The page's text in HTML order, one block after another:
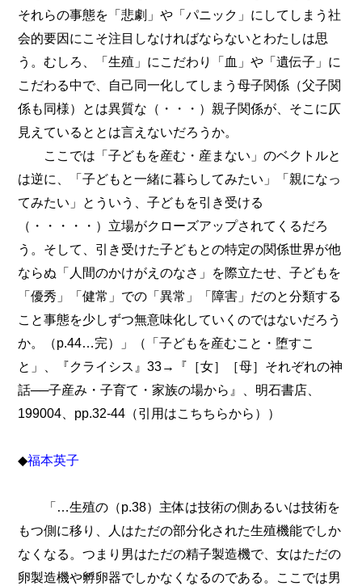
それらの事態を「悲劇」や「パニック」にしてしまう社
会的要因にこそ注目しなければならないとわたしは思
う。むしろ、「生殖」にこだわり「血」や「遺伝子」に
こだわる中で、自己同一化してしまう母子関係（父子関
係も同様）とは異質な（・・・）親子関係が、そこに仄
見えているととは言えないだろうか。
ここでは「子どもを産む・産まない」のベクトルと
は逆に、「子どもと一緒に暮らしてみたい」「親になっ
てみたい」とういう、子どもを引き受ける
（・・・・・）立場がクローズアップされてくるだろ
う。そして、引き受けた子どもとの特定の関係世界が他
ならぬ「人間のかけがえのなさ」を際立たせ、子どもを
「優秀」「健常」での「異常」「障害」だのと分類する
こと事態を少しずつ無意味化していくのではないだろう
か。（p.44…完）」（「子どもを産むこと・堕すこ
と」、『クライシス』33→『［女］［母］それぞれの神
話──子産み・子育て・家族の場から』、明石書店、
199004、pp.32-44（引用はこちちらから））
◆福本英子
「…生殖の（p.38）主体は技術の側あるいは技術を
もつ側に移り、人はただの部分化された生殖機能でしか
なくなる。つまり男はただの精子製造機で、女はただの
卵製造機や孵卵器でしかなくなるのである。ここでは男